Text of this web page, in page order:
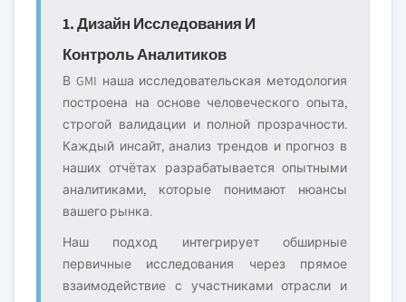
1. Дизайн Исследования И
Контроль Аналитиков
В GMI наша исследовательская методология
построена на основе человеческого опыта,
строгой валидации и полной прозрачности.
Каждый инсайт, анализ трендов и прогноз в
наших отчётах разрабатывается опытными
аналитиками, которые понимают нюансы
вашего рынка.
Наш подход интегрирует обширные
первичные исследования через прямое
взаимодействие с участниками отрасли и